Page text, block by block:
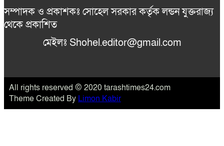
সম্পাদক ও প্রকাশকঃ সোহেল সরকার কর্তৃক লন্ডন যুক্তরাজ্য
থেকে প্রকাশিত
মেইলঃ Shohel.editor@gmail.com
All rights reserved © 2020 tarashtimes24.com
Theme Created By Limon Kabir